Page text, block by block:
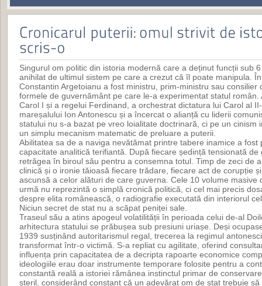
Singurul om politic din istoria modernă care a deținut funcții sub
anihilat de ultimul sistem pe care a crezut că îl poate manipula.
Constantin Argetoianu a fost ministru, prim-ministru sau consilier
formele de guvernământ pe care le-a experimentat statul
Carol I și a regelui Ferdinand, a orchestrat dictatura lui Carol al
mareșalului Ion Antonescu și a încercat o alianță cu liderii
statului nu s-a bazat pe vreo loialitate doctrinară, ci pe un cinism
un simplu mecanism matematic de preluare a puterii.
Abilitatea sa de a naviga nevătămat printre tabere inamice a fost
capacitate analitică terifiantă. După fiecare ședință tensionată
retrăgea în biroul său pentru a consemna totul. Timp de zeci de
clinică și o ironie tăioasă fiecare trădare, fiecare act de corupție
ascunsă a celor alături de care guverna. Cele 10 volume
urmă nu reprezintă o simplă cronică politică, ci cel mai precis
despre elita românească, o radiografie executată din interiorul
Niciun secret de stat nu a scăpat peniței sale.
Traseul său a atins apogeul volatilității în perioada celui de-al
arhitectura statului se prăbușea sub presiuni uriașe. Deși
1939 susținând autoritarismul regal, trecerea la regimul
transformat într-o victimă. S-a repliat cu agilitate, oferind
influența prin capacitatea de a decripta rapoarte economice
ideologiile erau doar instrumente temporare folosite pentru a
constantă reală a istoriei rămânea instinctul primar de
steril, considerând constant că un adevărat om de stat trebuie